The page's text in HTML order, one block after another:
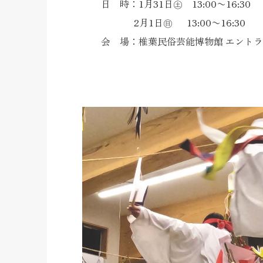
日 時：1月31日㊏ 13:00〜16:30
2月1日㊐ 13:00〜16:30
会 場：椎葉民俗芸能博物館 エント